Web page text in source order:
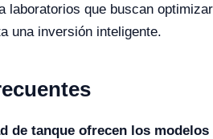
laboratorios que buscan
una inversión inteligente.
de tanque ofrecen los modelos